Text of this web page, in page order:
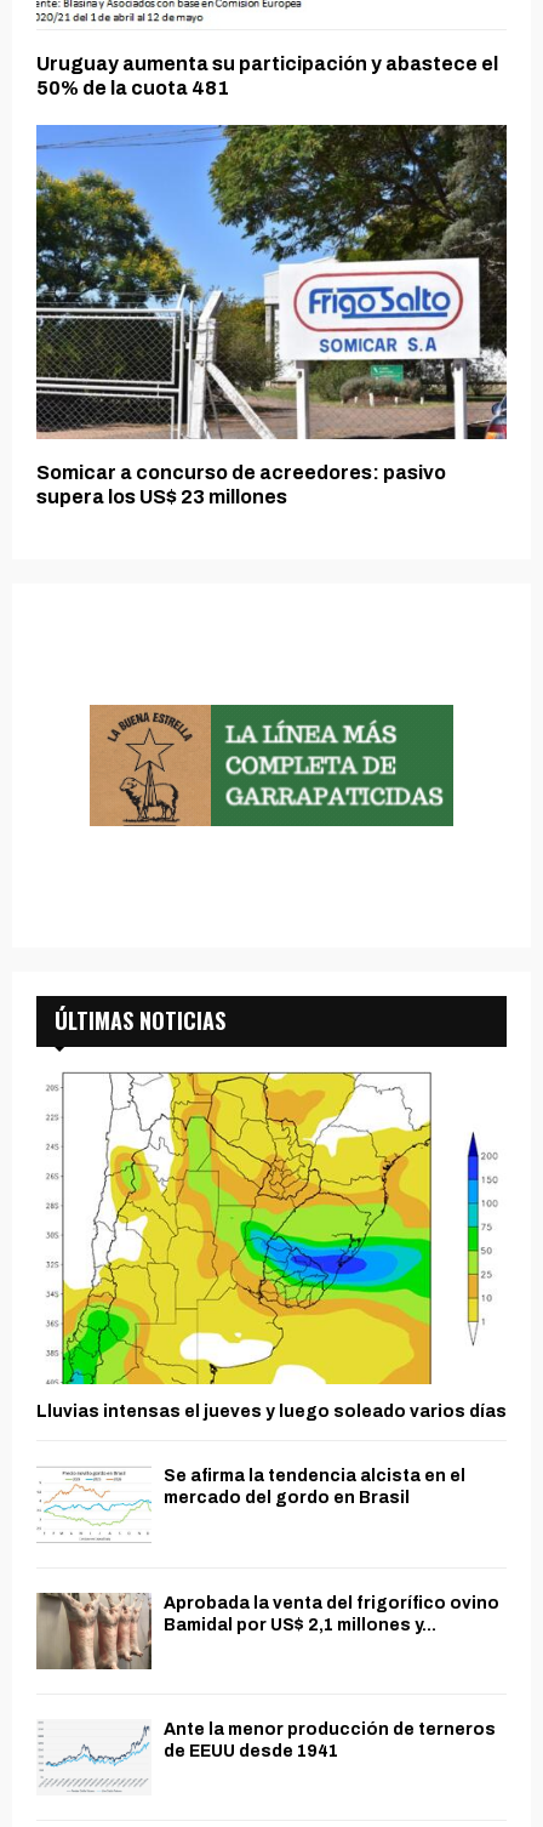
Uruguay aumenta su participación y abastece el
50% de la cuota 481
Somicar a concurso de acreedores: pasivo
supera los US$ 23 millones
ÚLTIMAS NOTICIAS
Lluvias intensas el jueves y luego soleado varios días
Se afirma la tendencia alcista en el
mercado del gordo en Brasil
Aprobada la venta del frigorífico ovino
Bamidal por US$ 2,1 millones y...
Ante la menor producción de terneros
de EEUU desde 1941